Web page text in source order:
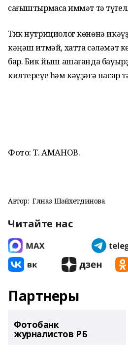
сағыштырмаса ҡиммәт тә түгел.
Тик нутрициолог көнөнә
кәңәш итмәй, хатта сәләмәт
бар. Бик йыш ашағанда
килтереүе һәм кәүҙәгә насар
Фото: Т. АМАНОВ.
Автор: Гөлназ Шәйхетдинова
Читайте нас
Партнеры
Фотобанк
журналистов РБ